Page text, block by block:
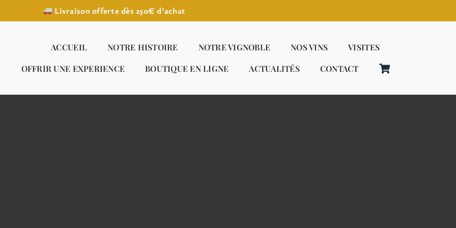
Livraison offerte dès 250€ d’achat
ACCUEIL NOTRE HISTOIRE NOTRE VIGNOBLE NOS VINS
VISITES
OFFRIR UNE EXPERIENCE
BOUTIQUE EN LIGNE ACTUALITÉS CONTACT